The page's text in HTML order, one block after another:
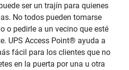
ser un trajín para quienes
No todos pueden tomarse
o pedirle a un vecino que esté
UPS Access Point® ayuda a
fácil para los clientes que no
en la puerta por una u otra